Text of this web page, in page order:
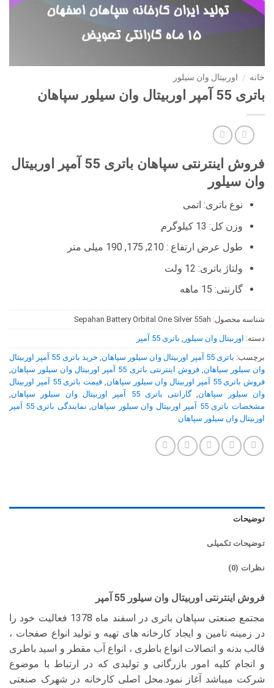
خانه / اوربیتال وان سیلور
باتری 55 آمپر اوربیتال وان سیلور سپاهان
فروش اینترنتی سپاهان باتری 55 آمپر اوربیتال
وان سیلور
نوع باتری: اتمی
وزن کل: 13 کیلوگرم
طول عرض ارتفاع : 210, 175, 190 میلی متر
ولتاژ باتری: 12 ولت
گارنتی: 15 ماهه
شناسه محصول: Sepahan Battery Orbital One Silver 55ah
دسته: اوربیتال وان سیلور , باتری 55 آمپر
برچسب: باتری 55 آمپر اوربیتال وان سیلور سپاهان ,
خرید باتری 55 آمپر اوربیتال
وان سیلور سپاهان,فروش اینترنتی باتری 55 آمپر اوربیتال وان سیلور سپاهان
,
فروش باتری 55 آمپر اوربیتال وان سیلور سپاهان
,
قیمت باتری 55 آمپر اوربیتال
وان سیلور سپاهان,گارانتی باتری 55 آمپر اوربیتال وان سیلور سپاهان
,
مشخصات باتری 55 آمپر اوربیتال وان سیلور سپاهان
,
نمایندگی باتری 55 آمپر
اوربیتال وان سیلور سپاهان
توضیحات
توضیحات تکمیلی
نظرات (0)
فروش اینترنتی اوربیتال وان سیلور 55 آمپر
مجتمع صنعتی سپاهان باتری در اسفند ماه 1378 فعالیت خود را
در زمینه تامین و ایجاد کارخانه های تهیه و تولید انواع صفحات ،
قالب بدنه و اتصالات انواع باطری ، انواع آب مقطر و اسید باطری
و انجام کلیه امور بازرگانی و تولیدی که در ارتباط با موضوع
شرکت میباشد آغاز نمود.محل اصلی کارخانه در شهرک صنعتی